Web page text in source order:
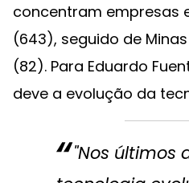
concentram empresas
(643), seguido de
(82). Para Eduardo
deve a evolução da
"Nos últimos